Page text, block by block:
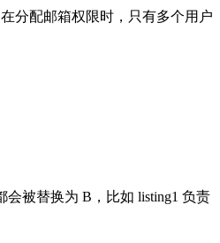
分配邮箱权限时，只有多个用户
会被替换为 B，比如 listing1 负责